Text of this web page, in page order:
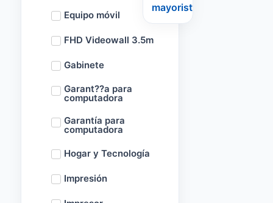
Equipo móvil
FHD Videowall 3.5m
Gabinete
Garant??a para
computadora
Garantía para
computadora
Hogar y Tecnología
Impresión
mayorista